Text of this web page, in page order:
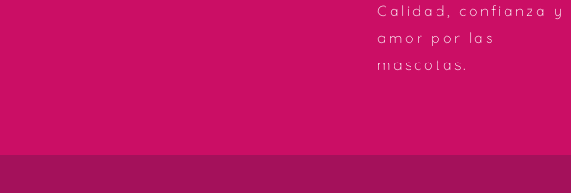
Calidad, confianza y
amor por las
mascotas.